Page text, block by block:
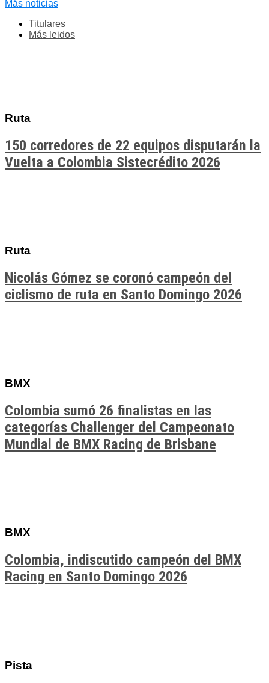
Más noticias
Titulares
Más leidos
Ruta
150 corredores de 22 equipos disputarán la
Vuelta a Colombia Sistecrédito 2026
Ruta
Nicolás Gómez se coronó campeón del
ciclismo de ruta en Santo Domingo 2026
BMX
Colombia sumó 26 finalistas en las
categorías Challenger del Campeonato
Mundial de BMX Racing de Brisbane
BMX
Colombia, indiscutido campeón del BMX
Racing en Santo Domingo 2026
Pista